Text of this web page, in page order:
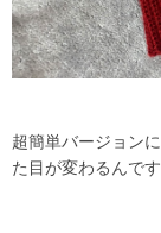
超簡単バージョン
た目が変わるんで